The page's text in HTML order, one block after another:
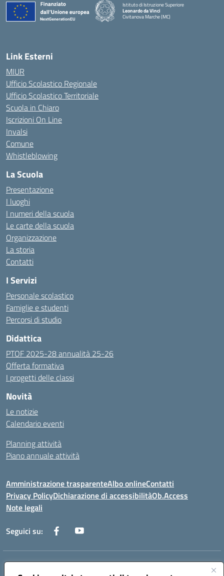
Istituto di Istruzione Superiore
Leonardo da Vinci
Civitanova Marche (MC)
Link Esterni
MIUR
Ufficio Scolastico Regionale
Ufficio Scolastico Territoriale
Scuola in Chiaro
Iscrizioni On Line
Invalsi
Comune
Whistleblowing
La Scuola
Presentazione
I luoghi
I numeri della scuola
Le carte della scuola
Organizzazione
La storia
Contatti
I Servizi
Personale scolastico
Famiglie e studenti
Percorsi di studio
Didattica
PTOF 2025-28 annualità 25-26
Offerta formativa
I progetti delle classi
Novità
Le notizie
Calendario eventi
Planning attività
Piano annuale attività
Amministrazione trasparenteAlbo onlineContatti
Privacy PolicyDichiarazione di accessibilitàOb.Access
Note legali
Seguici su:
Indirizzo: